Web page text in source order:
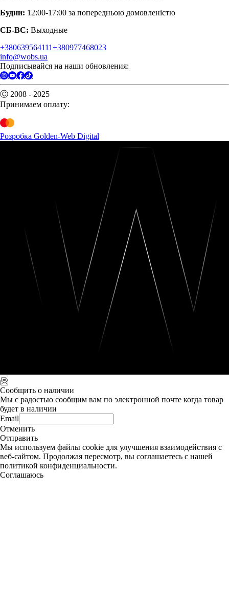
Будни: 12:00-17:00 за попередньою домовленістю
СБ-ВС: Выходные
+380639564111+380977468023
info@wobs.ua
Подписывайся на наши обновления:
Ⓒ 2008 - 2025
Принимаем оплату:
Розробка Golden-Web Digital
Сообщить о наличии
Мы с радостью сообщим вам по электронной почте когда товар
будет в наличии
Email
Отменить
Отправить
Мы используем файлы cookie для улучшения взаимодействия с
веб-сайтом. Продолжая пересмотр, вы соглашаетесь с нашей
политикой конфиденциальности.
Соглашаюсь